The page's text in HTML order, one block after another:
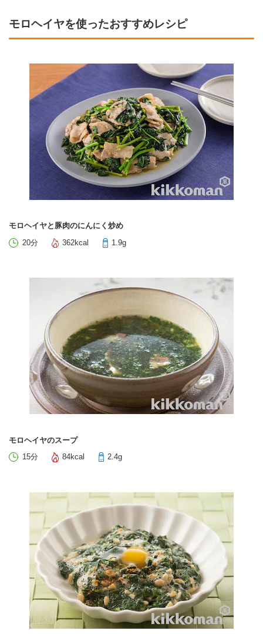
モロヘイヤを使ったおすすめレシピ
モロヘイヤと豚肉のにんにく炒め
20分
362kcal 1.9g
モロヘイヤのスープ
15分
84kcal 2.4g